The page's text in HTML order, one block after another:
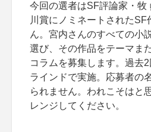
今回の選者はSF評論家・牧
川賞にノミネートされたSF
ん。宮内さんのすべての小
選び、その作品をテーマま
コラムを募集します。過去
ラインドで実施。応募者の
られません。われこそはと
レンジしてください。